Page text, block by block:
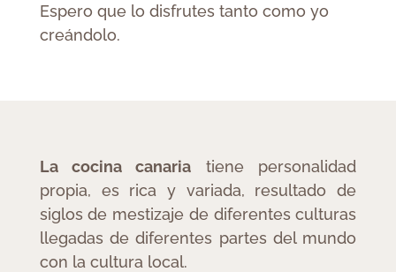
Espero que lo disfrutes tanto como yo
creándolo.
La cocina canaria tiene personalidad
propia, es rica y variada, resultado de
siglos de mestizaje de diferentes culturas
llegadas de diferentes partes del mundo
con la cultura local.